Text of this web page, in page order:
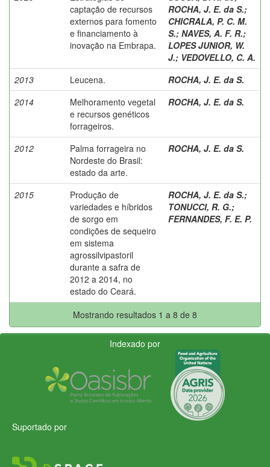
captação de recursos
externos para fomento
e financiamento à
inovação na Embrapa.
ROCHA, J. E. da S.;
CHICRALA, P. C. M.
S.; NAVES, A. F. R.;
LOPES JUNIOR, W.
J.; VEDOVELLO, C. A.
2013
Leucena.
ROCHA, J. E. da S.
2014
Melhoramento vegetal
e recursos genéticos
forrageiros.
ROCHA, J. E. da S.
2012
Palma forrageira no
Nordeste do Brasil:
estado da arte.
ROCHA, J. E. da S.
2015
Produção de
variedades e híbridos
de sorgo em
condições de sequeiro
em sistema
agrossilvipastoril
durante a safra de
2012 a 2014, no
estado do Ceará.
ROCHA, J. E. da S.;
TONUCCI, R. G.;
FERNANDES, F. E. P.
Mostrando resultados 1 a 8 de 8
Indexado por
Suportado por